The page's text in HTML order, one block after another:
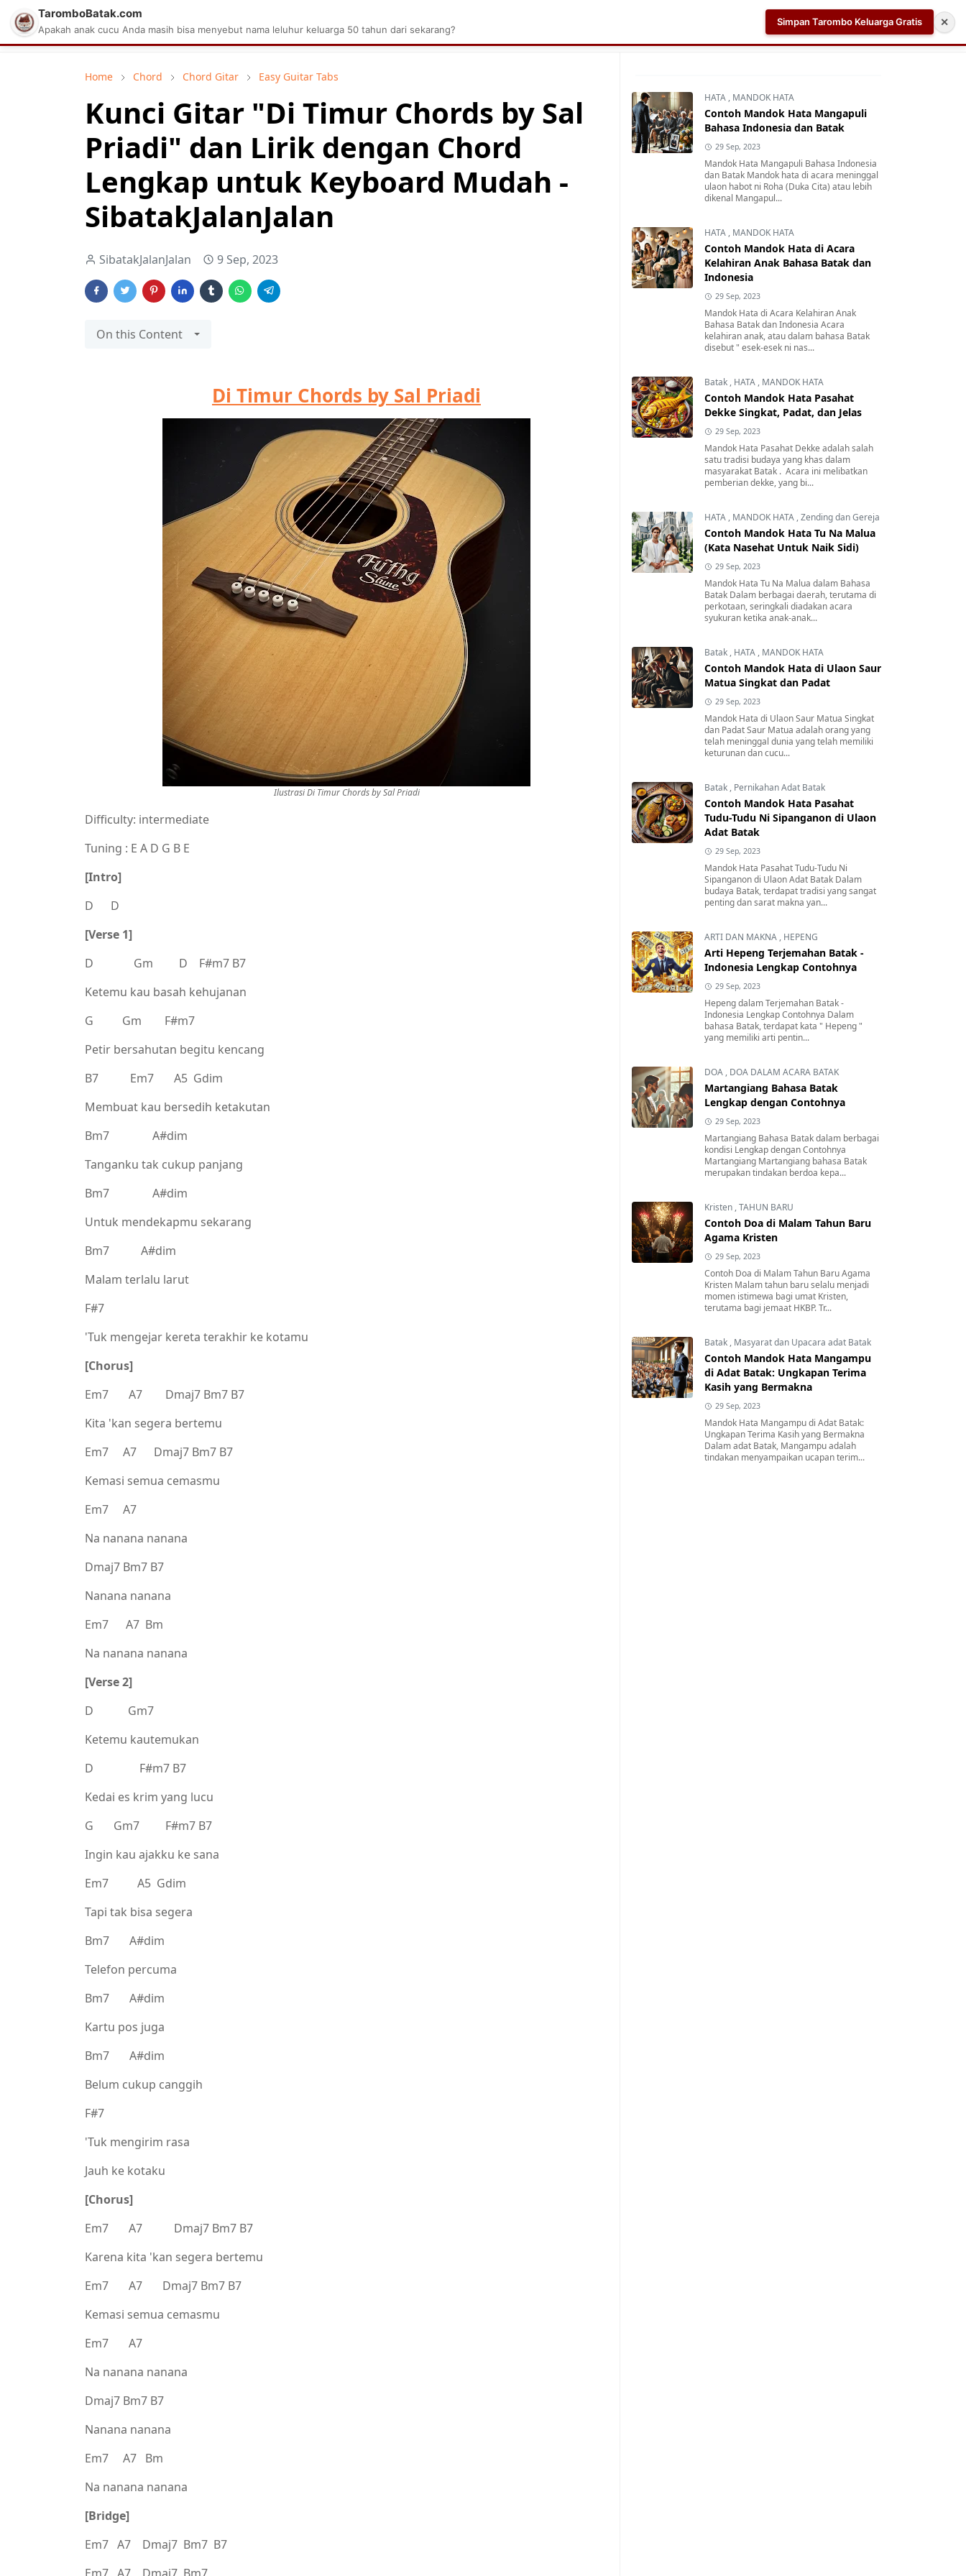
Matius Celcius Sinaga Aplikasi Pabrik Kelapa Sawit Tarombo Batak Aplikasi AI Teleprompter dan Pembuat Skrip Video
Home Chord Chord Gitar Easy Guitar Tabs
Kunci Gitar "Di Timur Chords by Sal
Priadi" dan Lirik dengan Chord
Lengkap untuk Keyboard Mudah -
SibatakJalanJalan
SibatakJalanJalan 9 Sep, 2023
On this Content
Di Timur Chords by Sal Priadi
Ilustrasi Di Timur Chords by Sal Priadi
Difficulty: intermediate
Tuning : E A D G B E
[Intro]
D D
[Verse 1]
D Gm D F#m7 B7
Ketemu kau basah kehujanan
G Gm F#m7
Petir bersahutan begitu kencang
B7 Em7 A5 Gdim
Membuat kau bersedih ketakutan
Bm7 A#dim
Tanganku tak cukup panjang
Bm7 A#dim
Untuk mendekapmu sekarang
Bm7 A#dim
Malam terlalu larut
F#7
'Tuk mengejar kereta terakhir ke kotamu
[Chorus]
Em7 A7 Dmaj7 Bm7 B7
Kita 'kan segera bertemu
Em7 A7 Dmaj7 Bm7 B7
Kemasi semua cemasmu
Em7 A7
Na nanana nanana
Dmaj7 Bm7 B7
Nanana nanana
Em7 A7 Bm
Na nanana nanana
[Verse 2]
D Gm7
Ketemu kautemukan
D F#m7 B7
Kedai es krim yang lucu
G Gm7 F#m7 B7
Ingin kau ajakku ke sana
Em7 A5 Gdim
Tapi tak bisa segera
Bm7 A#dim
Telefon percuma
Bm7 A#dim
Kartu pos juga
Bm7 A#dim
Belum cukup canggih
F#7
'Tuk mengirim rasa
Jauh ke kotaku
[Chorus]
Em7 A7 Dmaj7 Bm7 B7
Karena kita 'kan segera bertemu
Em7 A7 Dmaj7 Bm7 B7
Kemasi semua cemasmu
Em7 A7
Na nanana nanana
Dmaj7 Bm7 B7
Nanana nanana
Em7 A7 Bm
Na nanana nanana
[Bridge]
Em7 A7 Dmaj7 Bm7 B7
HATA , MANDOK HATA
Contoh Mandok Hata Mangapuli
Bahasa Indonesia dan Batak
29 Sep, 2023
Mandok Hata Mangapuli Bahasa Indonesia
dan Batak Mandok hata di acara meninggal
ulaon habot ni Roha (Duka Cita) atau lebih
dikenal Mangapul...
HATA , MANDOK HATA
Contoh Mandok Hata di Acara
Kelahiran Anak Bahasa Batak dan
Indonesia
29 Sep, 2023
Mandok Hata di Acara Kelahiran Anak
Bahasa Batak dan Indonesia Acara
kelahiran anak, atau dalam bahasa Batak
disebut " esek-esek ni nas...
Batak , HATA , MANDOK HATA
Contoh Mandok Hata Pasahat
Dekke Singkat, Padat, dan Jelas
29 Sep, 2023
Mandok Hata Pasahat Dekke adalah salah
satu tradisi budaya yang khas dalam
masyarakat Batak . Acara ini melibatkan
pemberian dekke, yang bi...
HATA , MANDOK HATA ,Zending dan Gereja
Contoh Mandok Hata Tu Na Malua
(Kata Nasehat Untuk Naik Sidi)
29 Sep, 2023
Mandok Hata Tu Na Malua dalam Bahasa
Batak Dalam berbagai daerah, terutama di
perkotaan, seringkali diadakan acara
syukuran ketika anak-anak...
Batak , HATA , MANDOK HATA
Contoh Mandok Hata di Ulaon Saur
Matua Singkat dan Padat
29 Sep, 2023
Mandok Hata di Ulaon Saur Matua Singkat
dan Padat Saur Matua adalah orang yang
telah meninggal dunia yang telah memiliki
keturunan dan cucu...
Batak , Pernikahan Adat Batak
Contoh Mandok Hata Pasahat
Tudu-Tudu Ni Sipanganon di Ulaon
Adat Batak
29 Sep, 2023
Mandok Hata Pasahat Tudu-Tudu Ni
Sipanganon di Ulaon Adat Batak Dalam
budaya Batak, terdapat tradisi yang sangat
penting dan sarat makna yan...
ARTI DAN MAKNA , HEPENG
Arti Hepeng Terjemahan Batak -
Indonesia Lengkap Contohnya
29 Sep, 2023
Hepeng dalam Terjemahan Batak -
Indonesia Lengkap Contohnya Dalam
bahasa Batak, terdapat kata " Hepeng "
yang memiliki arti pentin...
DOA , DOA DALAM ACARA BATAK
Martangiang Bahasa Batak
Lengkap dengan Contohnya
29 Sep, 2023
Martangiang Bahasa Batak dalam berbagai
kondisi Lengkap dengan Contohnya
Martangiang Martangiang bahasa Batak
merupakan tindakan berdoa kepa...
Kristen ,TAHUN BARU
Contoh Doa di Malam Tahun Baru
Agama Kristen
29 Sep, 2023
Contoh Doa di Malam Tahun Baru Agama
Kristen Malam tahun baru selalu menjadi
momen istimewa bagi umat Kristen,
terutama bagi jemaat HKBP. Tr...
Batak , Masyarat dan Upacara adat Batak
Contoh Mandok Hata Mangampu
di Adat Batak: Ungkapan Terima
Kasih yang Bermakna
29 Sep, 2023
Mandok Hata Mangampu di Adat Batak:
Ungkapan Terima Kasih yang Bermakna
Dalam adat Batak, Mangampu adalah
tindakan menyampaikan ucapan terim...
TaromboBatak.com
Apakah anak cucu Anda masih bisa menyebut nama leluhur keluarga 50 tahun dari sekarang?
Simpan Tarombo Keluarga Gratis ✕